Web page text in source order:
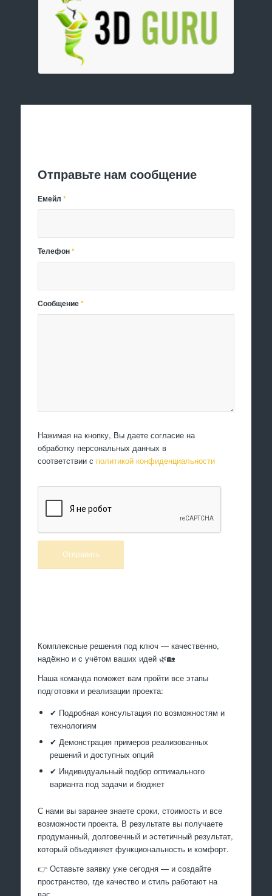
Отправьте нам сообщение
Емейл*
Телефон*
Сообщение*
Нажимая на кнопку, Вы даете согласие на
обработку персональных данных в
соответствии с политикой конфиденциальности
Комплексные решения под ключ — качественно,
надёжно и с учётом ваших идей 🌿🏡
Наша команда поможет вам пройти все этапы
подготовки и реализации проекта:
✔ Подробная консультация по возможностям и
технологиям
✔ Демонстрация примеров реализованных
решений и доступных опций
✔ Индивидуальный подбор оптимального
варианта под задачи и бюджет
С нами вы заранее знаете сроки, стоимость и все
возможности проекта. В результате вы получаете
продуманный, долговечный и эстетичный результат,
который объединяет функциональность и комфорт.
👉 Оставьте заявку уже сегодня — и создайте
пространство, где качество и стиль работают на
вас.